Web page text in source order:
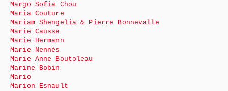
Margo Sofia Chou
Maria Couture
Mariam Shengelia & Pierre Bonnevalle
Marie Causse
Marie Hermann
Marie Nennès
Marie-Anne Boutoleau
Marine Bobin
Mario
Marion Esnault